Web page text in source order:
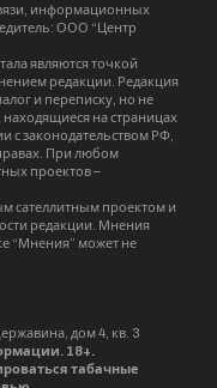
информационных
ООО “Центр
являются точкой
редакции. Редакция
и переписку, но не
находящиеся на страницах
с законодательством РФ,
При любом
проектов –
сателлитным проектом и
редакции. Мнения
“Мнения” может не
дом 4, кв. 3
18+.
табачные